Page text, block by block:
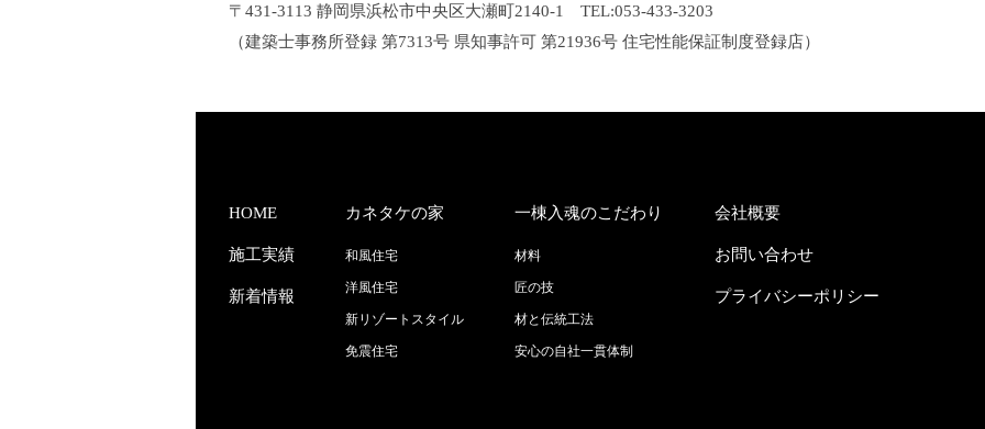
〒431-3113 静岡県浜松市中央区大瀬町2140-1 TEL:053-433-3203
（建築士事務所登録 第7313号 県知事許可 第21936号 住宅性能保証制度登録店）
HOME
施工実績
新着情報
カネタケの家
和風住宅
洋風住宅
新リゾートスタイル
免震住宅
一棟入魂のこだわり
材料
匠の技
材と伝統工法
安心の自社一貫体制
会社概要
お問い合わせ
プライバシーポリシー